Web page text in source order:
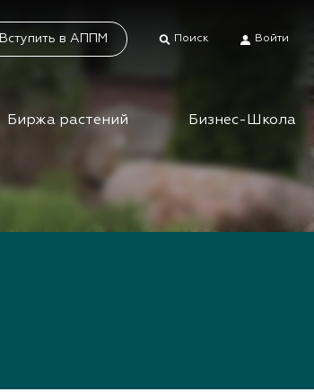
Вступить в АППМ Поиск Войти
Биржа растений Бизнес-Школа
Каталог растений
Система добровольной